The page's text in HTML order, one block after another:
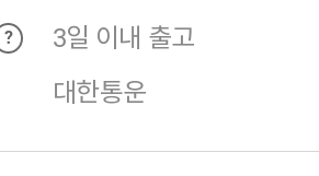
?
3일 이내 출고
대한통운